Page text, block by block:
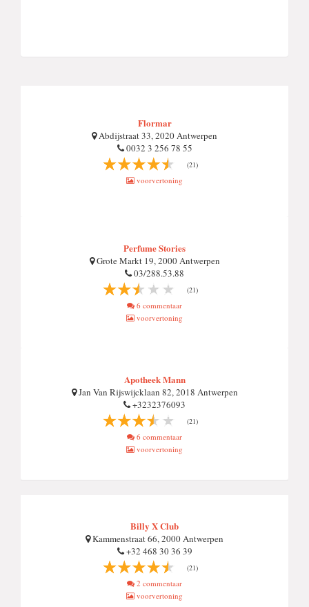
Flormar
Abdijstraat 33, 2020 Antwerpen
0032 3 256 78 55
(21)
voorvertoning
Perfume Stories
Grote Markt 19, 2000 Antwerpen
03/288.53.88
(21)
6 commentaar
voorvertoning
Apotheek Mann
Jan Van Rijswijcklaan 82, 2018 Antwerpen
+3232376093
(21)
6 commentaar
voorvertoning
Billy X Club
Kammenstraat 66, 2000 Antwerpen
+32 468 30 36 39
(21)
2 commentaar
voorvertoning